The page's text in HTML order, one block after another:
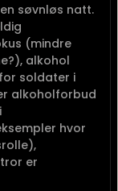
søvnløs natt.
(mindre
alkohol
soldater i
alkoholforbud
hvor
er